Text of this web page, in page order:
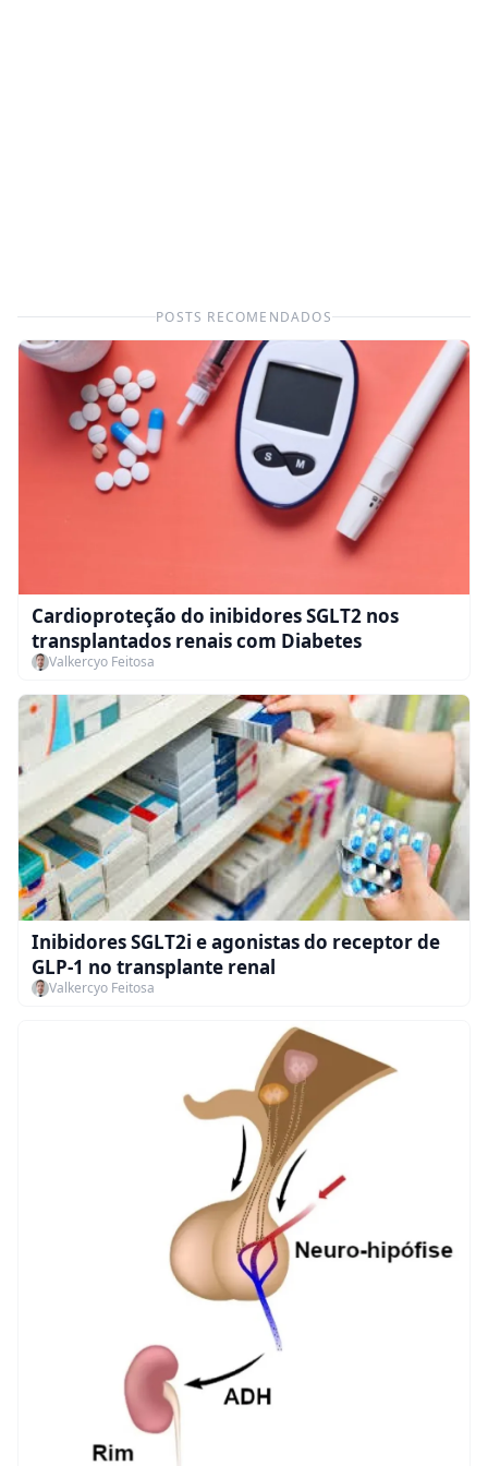
POSTS RECOMENDADOS
Cardioproteção do inibidores SGLT2 nos
transplantados renais com Diabetes
Valkercyo Feitosa
Inibidores SGLT2i e agonistas do receptor de
GLP-1 no transplante renal
Valkercyo Feitosa